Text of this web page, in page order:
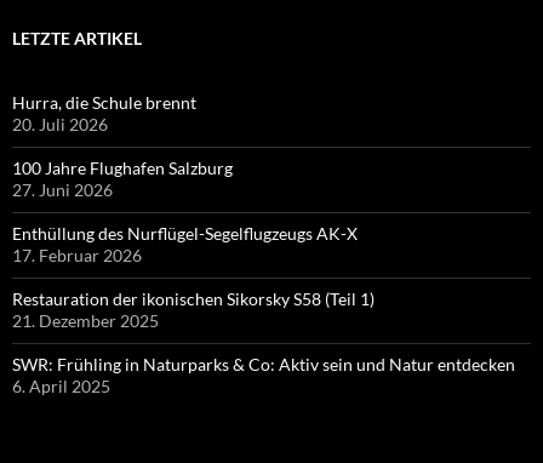
LETZTE ARTIKEL
Hurra, die Schule brennt
20. Juli 2026
100 Jahre Flughafen Salzburg
27. Juni 2026
Enthüllung des Nurflügel-Segelflugzeugs AK-X
17. Februar 2026
Restauration der ikonischen Sikorsky S58 (Teil 1)
21. Dezember 2025
SWR: Frühling in Naturparks & Co: Aktiv sein und Natur entdecken
6. April 2025